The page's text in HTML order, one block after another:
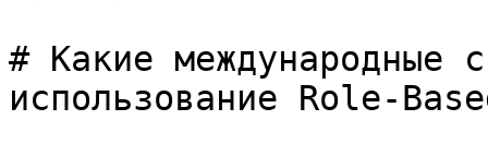
# Какие международные
использование Role-